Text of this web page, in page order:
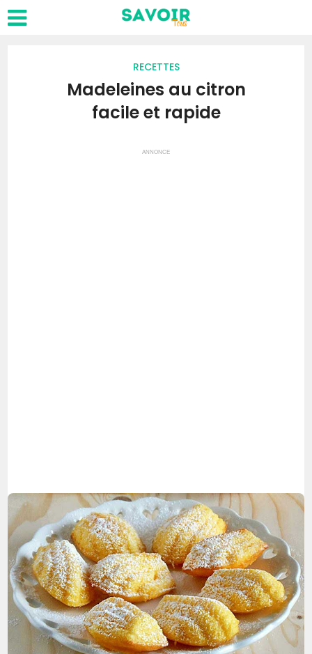
RECETTES
Madeleines au citron
facile et rapide
ANNONCE